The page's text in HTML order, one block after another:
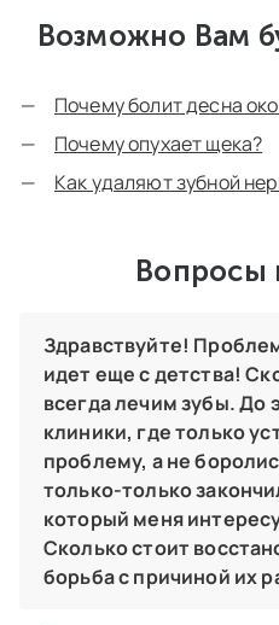
Возможно Вам
Почему болит десна
Почему опухает щека?
Как удаляют зубной
Вопросы
Здравствуйте!
идет еще с детства!
всегда лечим зубы. До
клиники, где только
проблему, а не
только-только
который меня
Сколько стоит
борьба с причиной их